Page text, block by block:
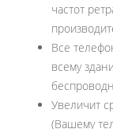
частот
Все
всему
Увеличит
(Вашему